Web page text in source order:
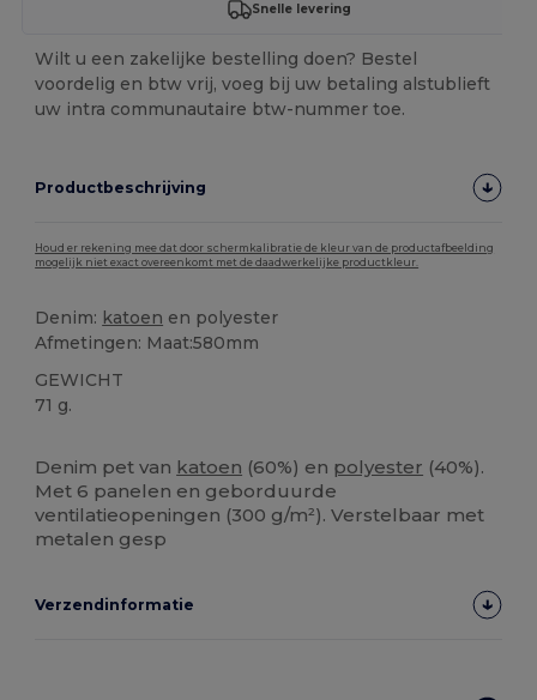
Snelle levering
Wilt u een zakelijke bestelling doen? Bestel
voordelig en btw vrij, voeg bij uw betaling alstublieft
uw intra communautaire btw-nummer toe.
Productbeschrijving
Houd er rekening mee dat door schermkalibratie de kleur van de productafbeelding
mogelijk niet exact overeenkomt met de daadwerkelijke productkleur.
Denim: katoen en polyester
Afmetingen: Maat:580mm
GEWICHT
71 g.
Denim pet van katoen (60%) en polyester (40%).
Met 6 panelen en geborduurde
ventilatieopeningen (300 g/m²). Verstelbaar met
metalen gesp
Verzendinformatie